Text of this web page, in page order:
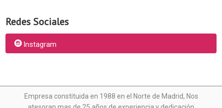
Redes Sociales
Instagram
Empresa constituida en 1988 en el Norte de Madrid, Nos